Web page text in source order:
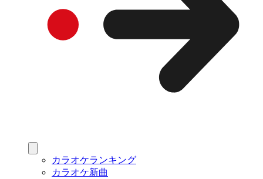
カラオケランキング
カラオケ新曲